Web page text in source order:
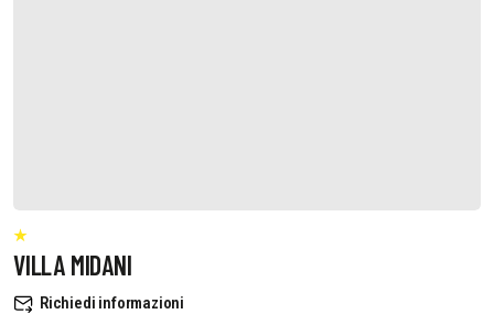
VILLA MIDANI
Richiedi informazioni